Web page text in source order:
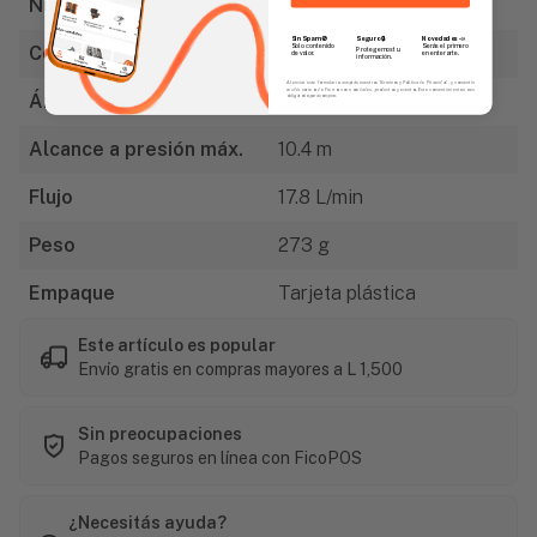
Número de vías
Conexión 1/2 - 14 NPT
Área de riego 360°
Alcance a presión máx. 10.4 m
Flujo 17.8 L/min
Peso 273 g
Empaque Tarjeta plástica
Este artículo es popular
Envío gratis en compras mayores a L 1,500
Sin preocupaciones
Pagos seguros en línea con FicoPOS
¿Necesitás ayuda?
Sin Spam 🚫
Solo contenido
de valor.
Seguro 🔒
Protegemos tu
información.
Novedades📣
Serás el primero
en enterarte.
Al enviar este formulario, aceptás nuestros Términos y Política de Privacidad, y consentís
recibir correos de Fierros con novedades, productos y eventos. Este consentimiento no es
obligatorio para comprar.